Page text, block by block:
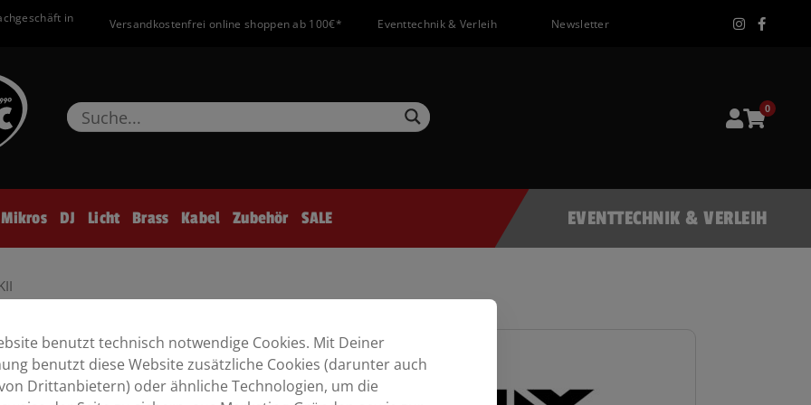
in Versandkostenfrei online shoppen ab 100€* Eventtechnik & Verleih Newsletter
0
Mikros DJ Licht Brass Kabel Zubehör SALE EVENTTECHNIK & VERLEIH
benutzt technisch notwendige Cookies. Mit Deiner
benutzt diese Website zusätzliche Cookies (darunter auch
Drittanbietern) oder ähnliche Technologien, um die